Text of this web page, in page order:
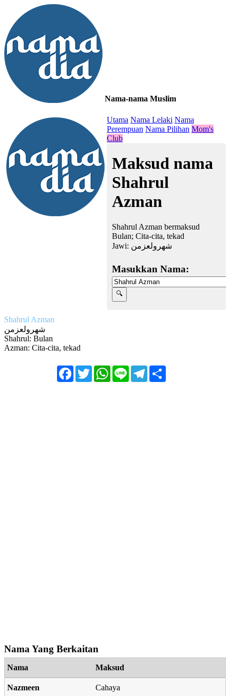
Nama-nama Muslim
Utama Nama Lelaki Nama
Perempuan Nama Pilihan Mom's
Club
Maksud nama
Shahrul
Azman
Shahrul Azman bermaksud
Bulan; Cita-cita, tekad
Jawi: شهرولعزمن
Masukkan Nama:
Shahrul Azman
شهرولعزمن
Shahrul: Bulan
Azman: Cita-cita, tekad
FacebookTwitterWhatsApp
Line Telegram
Nama Yang Berkaitan
Nama Maksud
Nazmeen Cahaya